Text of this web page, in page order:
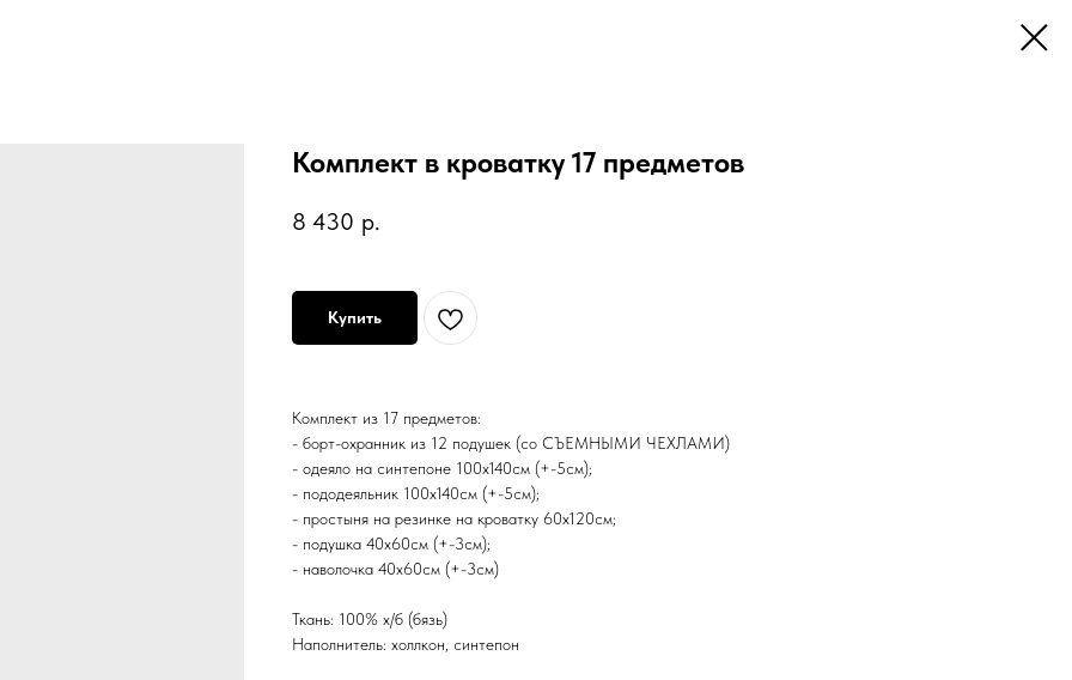
Комплект в кроватку 17 предметов
8 430 р.
Купить
Комплект из 17 предметов:
- борт-охранник из 12 подушек (со СЪЕМНЫМИ ЧЕХЛАМИ)
- одеяло на синтепоне 100х140см (+-5см);
- пододеяльник 100х140см (+-5см);
- простыня на резинке на кроватку 60х120см;
- подушка 40х60см (+-3см);
- наволочка 40х60см (+-3см)
Ткань: 100% х/б (бязь)
Наполнитель: холлкон, синтепон